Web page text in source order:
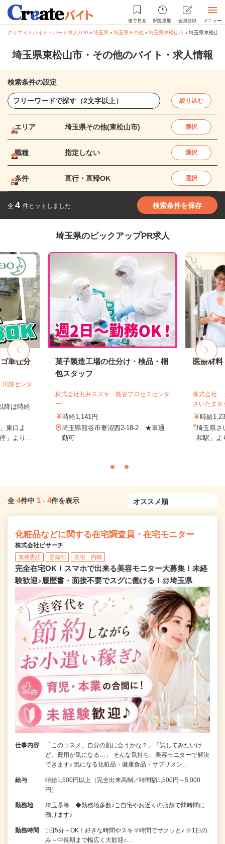
後で見る 閲覧履歴 会員登録 メニュー
クリエイトバイト・パート求人TOP ＞埼玉県＞埼玉県その他＞埼玉県東松山市＞埼玉県東松山
埼玉県東松山市・その他のバイト・求人情報
検索条件の設定
絞り込む
エリア 埼玉県その他(東松山市) 選択
職種 指定しない 選択
条件 直行・直帰OK 選択
全 4 件ヒットしました 検索条件を保存
埼玉県のピックアップPR求人
車仕分
越センタ
降は時給
東口よ
」より...
菓子製造工場の仕分け・検品・梱
包スタッフ
株式会社丸井スズキ 熊谷プロセスセンタ
ー
時給1,141円
埼玉県熊谷市妻沼西2-18-2 ★車通
勤可
医療材
株式会社
さいたま市
時給
埼玉県さ
和駅」よ
全 4件中 1 - 4件を表示
化粧品などに関する在宅調査員・在宅モニター
株式会社ビサーチ
業務委託 登録制 在宅・内職
完全在宅OK！スマホで出来る美容モニター大募集！未経
験歓迎♪履歴書・面接不要でスグに働ける！@埼玉県
仕事内容
「このコスメ、自分の肌に合うかな？」「試してみたいけ
ど、費用が気になる…」 そんな気持ち、美容モニターで解決
できます♪ 気になる化粧品・健康食品・サプリメン…
給与
時給1,500円以上（完全出来高制／時間額1,500円～5,000
円）
勤務地
埼玉県等 ◆勤務地多数♪ご自宅やお近くの店舗で間時間に
働けます♪
勤務時間
1日5分～OK！好きな時間やスキマ時間でサクッと♪ ☆1日の
み～中長期まで幅広く大歓迎♪…